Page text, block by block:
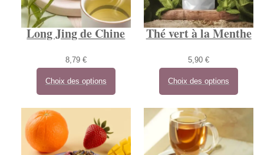
Long Jing de Chine
8,79 €
Choix des options
Thé vert à la Menthe
5,90€
Choix des options